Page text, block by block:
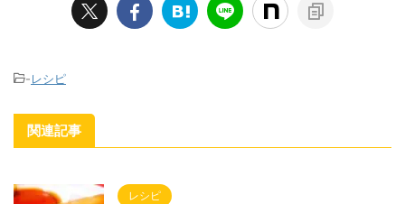
-レシピ
関連記事
レシピ